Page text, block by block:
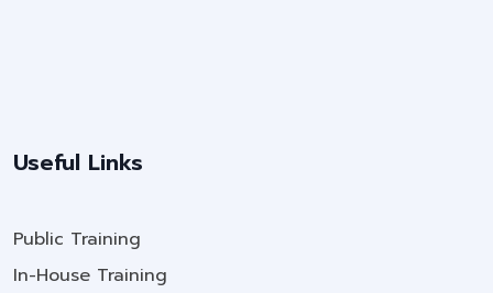
Useful Links
Public Training
In-House Training